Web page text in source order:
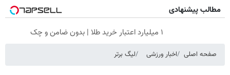
مطالب پیشنهادی
۱ میلیارد اعتبار خرید طلا | بدون ضامن و چک
صفحه اصلی اخبار ورزشی لیگ برتر